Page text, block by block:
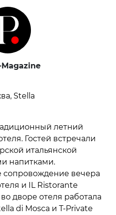
Magazine
Stella
летний
Гостей встречали
итальянской
напитками.
сопровождение вечера
и IL Ristorante
дворе отеля работала
di Mosca и T-Private